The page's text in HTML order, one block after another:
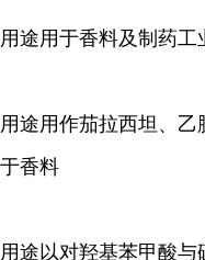
用途用于香料及制药工
用途用作茄拉西坦、乙
于香料
用途以对羟基苯甲酸